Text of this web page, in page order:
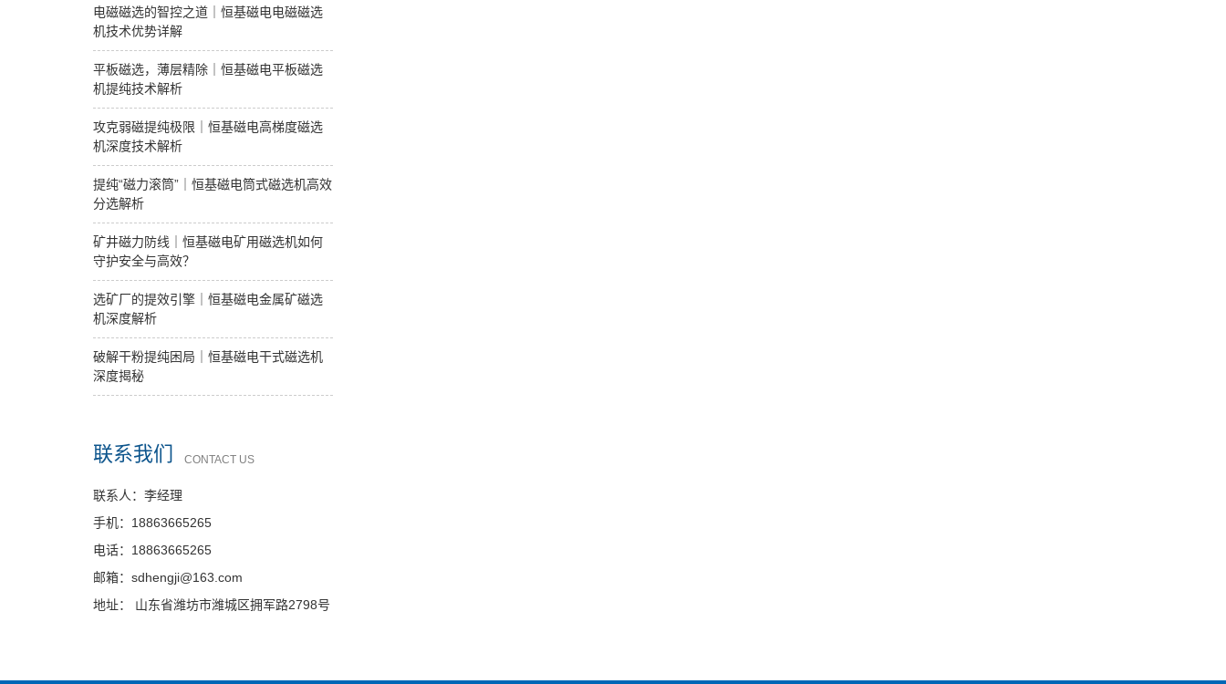
电磁磁选的智控之道｜恒基磁电电磁磁选
机技术优势详解
平板磁选，薄层精除｜恒基磁电平板磁选
机提纯技术解析
攻克弱磁提纯极限｜恒基磁电高梯度磁选
机深度技术解析
提纯“磁力滚筒”｜恒基磁电筒式磁选机高效
分选解析
矿井磁力防线｜恒基磁电矿用磁选机如何
守护安全与高效？
选矿厂的提效引擎｜恒基磁电金属矿磁选
机深度解析
破解干粉提纯困局｜恒基磁电干式磁选机
深度揭秘
联系我们 CONTACT US
联系人：李经理
手机：18863665265
电话：18863665265
邮箱：sdhengji@163.com
地址： 山东省潍坊市潍城区拥军路2798号